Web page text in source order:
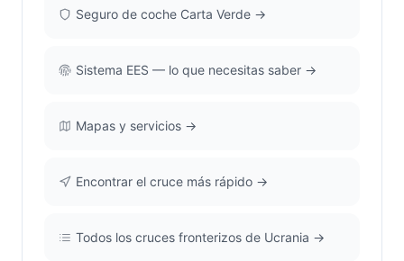
Seguro de coche Carta Verde →
Sistema EES — lo que necesitas saber →
Mapas y servicios →
Encontrar el cruce más rápido →
Todos los cruces fronterizos de Ucrania →